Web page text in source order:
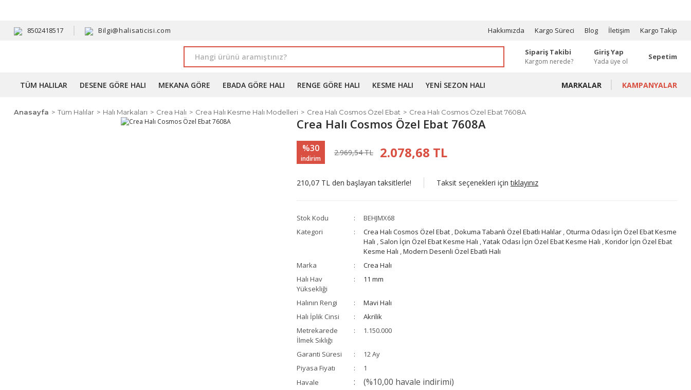
8502418517 Bilgi@halisaticisi.com Hakkımızda Kargo Süreci Blog İletişim Kargo Takip
Sipariş Takibi
Kargom nerede?
Giriş Yap
Yada üye ol
Sepetim
TÜM HALILAR DESENE GÖRE HALI MEKANA GÖRE EBADA GÖRE HALI RENGE GÖRE HALI KESME HALI YENI SEZON HALI MARKALAR KAMPANYALAR
Anasayfa Tüm Halılar Halı Markaları Crea Halı Crea Halı Kesme Halı Modelleri Crea Halı Cosmos Özel Ebat Crea Halı Cosmos Özel Ebat 7608A
Crea Halı Cosmos Özel Ebat 7608A
%30
indirim
2.969,54 TL 2.078,68 TL
210,07 TL den başlayan taksitlerle! Taksit seçenekleri içintıklayınız
Stok Kodu
BEHJMX68
Kategori
Crea Halı Cosmos Özel Ebat ,Dokuma Tabanlı Özel Ebatlı Halılar ,Oturma Odası İçin Özel Ebat Kesme
Halı , Salon İçin Özel Ebat Kesme Halı ,Yatak Odası İçin Özel Ebat Kesme Halı ,Koridor İçin Özel Ebat
Kesme Halı ,Modern Desenli Özel Ebatlı Halı
Marka
Crea Halı
Halı Hav
Yüksekliği
11 mm
Halının Rengi
Mavi Halı
Halı İplik Cinsi
Akrilik
Metrekarede
İlmek Sıklığı
1.150.000
Garanti Süresi
12 Ay
Piyasa Fiyatı
1
Havale
(%10,00 havale indirimi)